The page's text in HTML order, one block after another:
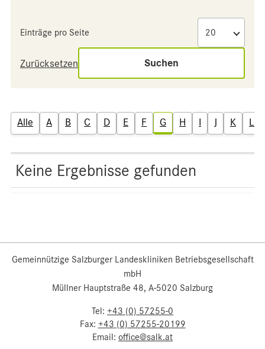
Einträge pro Seite
Zurücksetzen Suchen
Alle A B C D E F G H I J K L
Keine Ergebnisse gefunden
Gemeinnützige Salzburger Landeskliniken Betriebsgesellschaft
mbH
Müllner Hauptstraße 48, A-5020 Salzburg
Tel: +43 (0) 57255-0
Fax: +43 (0) 57255-20199
Email: office@salk.at